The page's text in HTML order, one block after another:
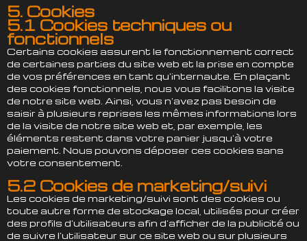
5. Cookies
5.1 Cookies techniques ou
fonctionnels
Certains cookies assurent le fonctionnement correct
de certaines parties du site web et la prise en compte
de vos préférences en tant qu’internaute. En plaçant
des cookies fonctionnels, nous vous facilitons la visite
de notre site web. Ainsi, vous n’avez pas besoin de
saisir à plusieurs reprises les mêmes informations lors
de la visite de notre site web et, par exemple, les
éléments restent dans votre panier jusqu’à votre
paiement. Nous pouvons déposer ces cookies sans
votre consentement.
5.2 Cookies de marketing/suivi
Les cookies de marketing/suivi sont des cookies ou
toute autre forme de stockage local, utilisés pour créer
des profils d’utilisateurs afin d’afficher de la publicité ou
de suivre l’utilisateur sur ce site web ou sur plusieurs